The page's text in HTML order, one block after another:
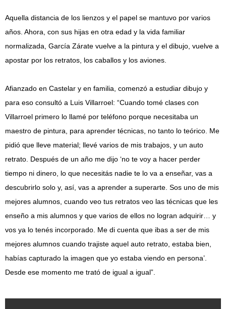
Aquella distancia de los lienzos y el papel se mantuvo por varios
años. Ahora, con sus hijas en otra edad y la vida familiar
normalizada, García Zárate vuelve a la pintura y el dibujo, vuelve a
apostar por los retratos, los caballos y los aviones.
Afianzado en Castelar y en familia, comenzó a estudiar dibujo y
para eso consultó a Luis Villarroel: “Cuando tomé clases con
Villarroel primero lo llamé por teléfono porque necesitaba un
maestro de pintura, para aprender técnicas, no tanto lo teórico. Me
pidió que lleve material; llevé varios de mis trabajos, y un auto
retrato. Después de un año me dijo ‘no te voy a hacer perder
tiempo ni dinero, lo que necesitás nadie te lo va a enseñar, vas a
descubrirlo solo y, así, vas a aprender a superarte. Sos uno de mis
mejores alumnos, cuando veo tus retratos veo las técnicas que les
enseño a mis alumnos y que varios de ellos no logran adquirir… y
vos ya lo tenés incorporado. Me di cuenta que ibas a ser de mis
mejores alumnos cuando trajiste aquel auto retrato, estaba bien,
habías capturado la imagen que yo estaba viendo en persona’.
Desde ese momento me trató de igual a igual”.